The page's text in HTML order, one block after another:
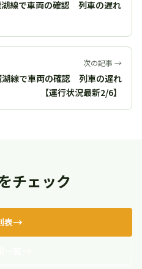
湖線で車両の確認 列車の遅れ
次の記事 →
湖線で車両の確認 列車の遅れ
【運行状況最新2/6】
チェック
表